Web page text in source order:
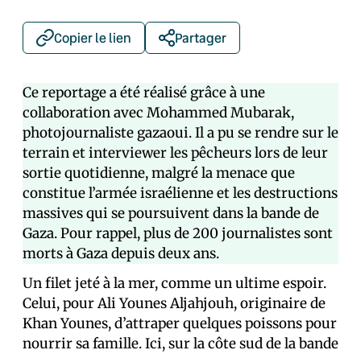
Copier le lien Partager
Ce reportage a été réalisé grâce à une
collaboration avec Mohammed Mubarak,
photojournaliste gazaoui. Il a pu se rendre sur le
terrain et interviewer les pêcheurs lors de leur
sortie quotidienne, malgré la menace que
constitue l’armée israélienne et les destructions
massives qui se poursuivent dans la bande de
Gaza. Pour rappel, plus de 200 journalistes sont
morts à Gaza depuis deux ans.
Un filet jeté à la mer, comme un ultime espoir.
Celui, pour Ali Younes Aljahjouh, originaire de
Khan Younes, d’attraper quelques poissons pour
nourrir sa famille. Ici, sur la côte sud de la bande